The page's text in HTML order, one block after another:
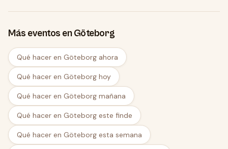
Más eventos en Göteborg
Qué hacer en Göteborg ahora
Qué hacer en Göteborg hoy
Qué hacer en Göteborg mañana
Qué hacer en Göteborg este finde
Qué hacer en Göteborg esta semana